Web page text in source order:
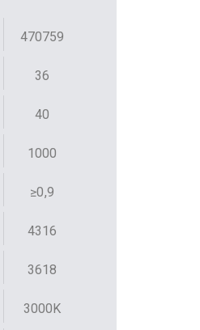
470759
36
40
1000
≥0,9
4316
3618
3000K